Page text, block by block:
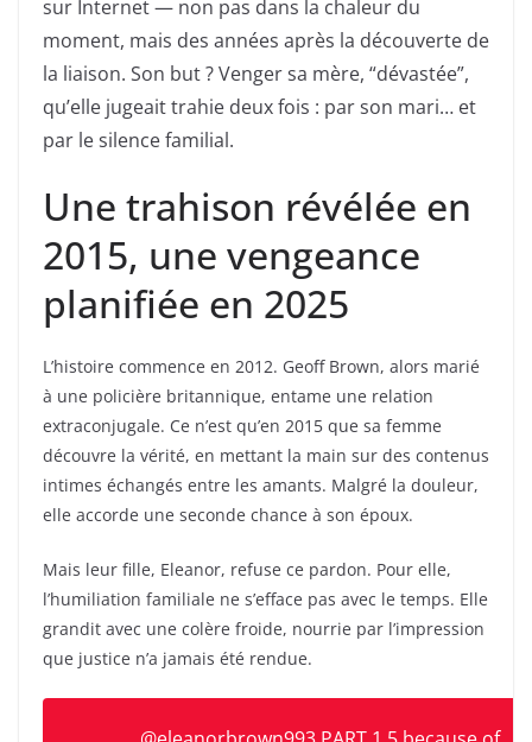
sur Internet — non pas dans la chaleur du
moment, mais des années après la découverte de
la liaison. Son but ? Venger sa mère, “dévastée”,
qu’elle jugeait trahie deux fois : par son mari… et
par le silence familial.
Une trahison révélée en
2015, une vengeance
planifiée en 2025
L’histoire commence en 2012. Geoff Brown, alors marié
à une policière britannique, entame une relation
extraconjugale. Ce n’est qu’en 2015 que sa femme
découvre la vérité, en mettant la main sur des contenus
intimes échangés entre les amants. Malgré la douleur,
elle accorde une seconde chance à son époux.
Mais leur fille, Eleanor, refuse ce pardon. Pour elle,
l’humiliation familiale ne s’efface pas avec le temps. Elle
grandit avec une colère froide, nourrie par l’impression
que justice n’a jamais été rendue.